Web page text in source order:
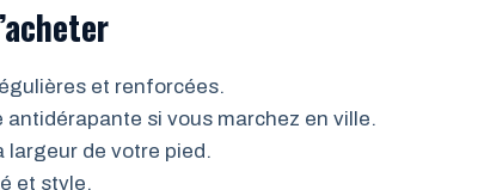
et renforcées.
si vous marchez en ville.
largeur de votre pied.
et style.